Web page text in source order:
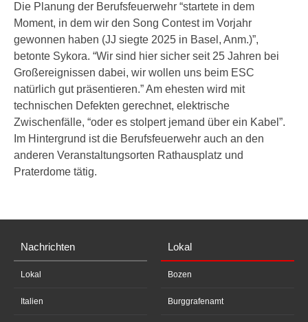
Die Planung der Berufsfeuerwehr “startete in dem
Moment, in dem wir den Song Contest im Vorjahr
gewonnen haben (JJ siegte 2025 in Basel, Anm.)”,
betonte Sykora. “Wir sind hier sicher seit 25 Jahren bei
Großereignissen dabei, wir wollen uns beim ESC
natürlich gut präsentieren.” Am ehesten wird mit
technischen Defekten gerechnet, elektrische
Zwischenfälle, “oder es stolpert jemand über ein Kabel”.
Im Hintergrund ist die Berufsfeuerwehr auch an den
anderen Veranstaltungsorten Rathausplatz und
Praterdome tätig.
Nachrichten
Lokal
Italien
Lokal
Bozen
Burggrafenamt